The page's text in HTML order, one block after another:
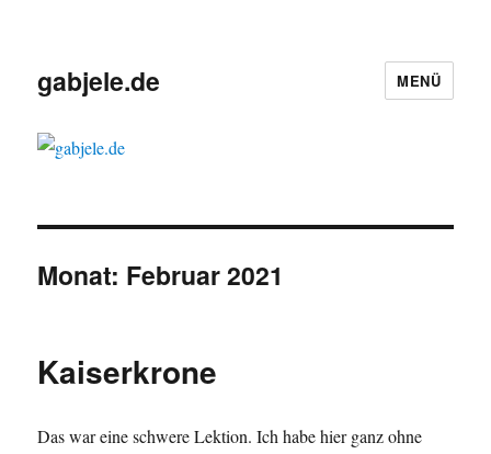
gabjele.de MENÜ
Monat: Februar 2021
Kaiserkrone
Das war eine schwere Lektion. Ich habe hier ganz ohne